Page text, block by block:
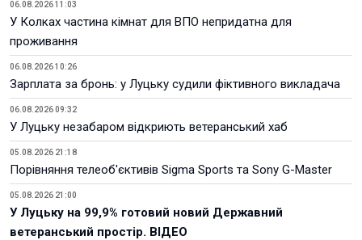
06.08.2026 11:03
У Колках частина кімнат для ВПО непридатна для
проживання
06.08.2026 10:26
Зарплата за бронь: у Луцьку судили фіктивного викладача
06.08.2026 09:32
У Луцьку незабаром відкриють ветеранський хаб
05.08.2026 21:18
Порівняння телеоб'єктивів Sigma Sports та Sony G-Master
05.08.2026 21:00
У Луцьку на 99,9% готовий новий Державний
ветеранський простір. ВІДЕО